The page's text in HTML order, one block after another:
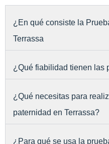
¿En qué consiste la
Terrassa
¿Qué fiabilidad tienen las
¿Qué necesitas para
paternidad en Terrassa?
¿Para qué se usa la